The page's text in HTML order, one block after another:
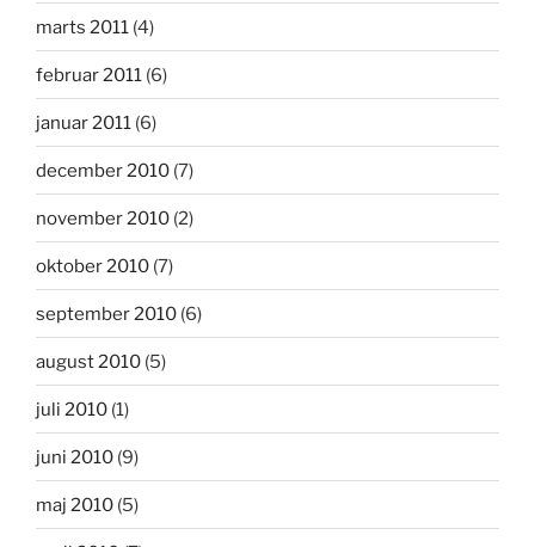
marts 2011 (4)
februar 2011 (6)
januar 2011 (6)
december 2010 (7)
november 2010 (2)
oktober 2010 (7)
september 2010 (6)
august 2010 (5)
juli 2010 (1)
juni 2010 (9)
maj 2010 (5)